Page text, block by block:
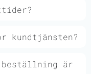
kundtjänsten?
beställning är